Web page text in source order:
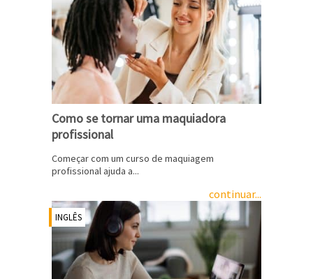
Como se tornar uma maquiadora
profissional
Começar com um curso de maquiagem
profissional ajuda a...
continuar...
INGLÊS